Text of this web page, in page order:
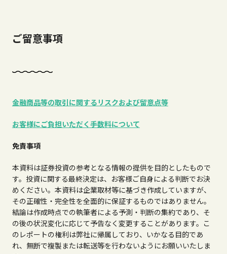
ご留意事項
金融商品等の取引に関するリスクおよび留意点等
お客様にご負担いただく手数料について
免責事項
本資料は証券投資の参考となる情報の提供を目的としたもので
す。投資に関する最終決定は、お客様ご自身による判断でお決
めください。本資料は企業取材等に基づき作成していますが、
その正確性・完全性を全面的に保証するものではありません。
結論は作成時点での執筆者による予測・判断の集約であり、そ
の後の状況変化に応じて予告なく変更することがあります。こ
のレポートの権利は弊社に帰属しており、いかなる目的であ
れ、無断で複製または転送等を行わないようにお願いいたしま